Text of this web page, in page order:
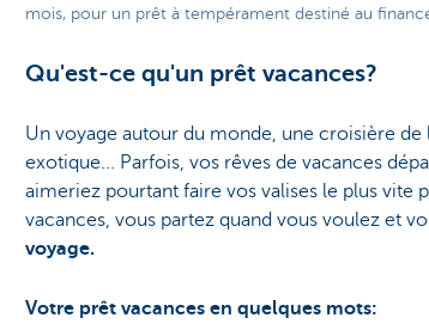
mois, pour un prêt à tempérament destiné au
Qu'est-ce qu'un prêt vacances?
Un voyage autour du monde, une croisière de
exotique... Parfois, vos rêves de vacances
aimeriez pourtant faire vos valises le plus vite
vacances, vous partez quand vous voulez et
voyage.
Votre prêt vacances en quelques mots: